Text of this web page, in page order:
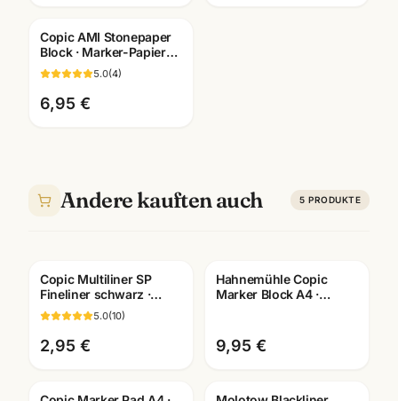
Copic AMI Stonepaper
Block · Marker-Papier
aus Steinmehl ·
A6/A5/A4/A3 ·
Mannheim
5.0(4)
6,95 €
Andere kauften auch 5 PRODUKTE
Copic Multiliner SP
Fineliner schwarz ·
pigmentiert ·
nachfüllbar · wählbare
Stärken
5.0(10)
2,95 €
Hahnemühle Copic
Marker Block A4 ·
9,95 €